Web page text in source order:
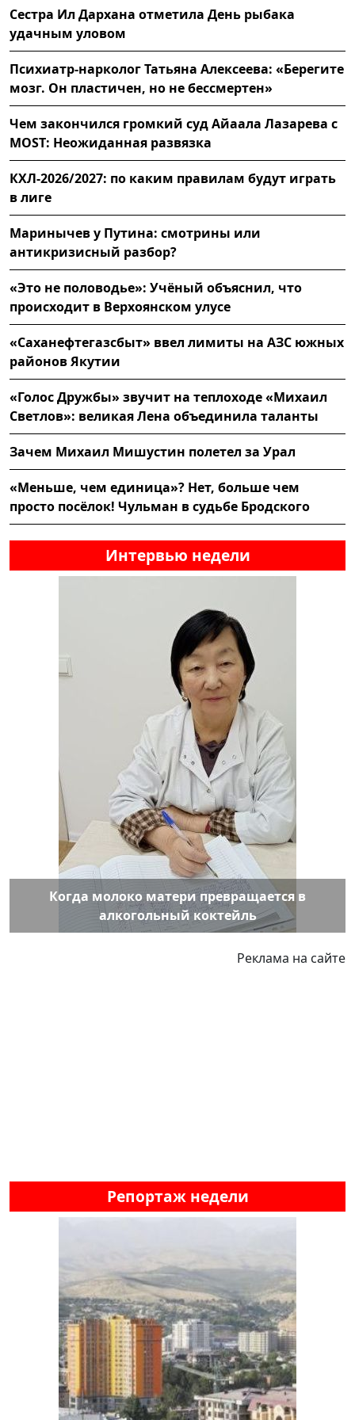
Сестра Ил Дархана отметила День рыбака
удачным уловом
Психиатр-нарколог Татьяна Алексеева: «Берегите
мозг. Он пластичен, но не бессмертен»
Чем закончился громкий суд Айаала Лазарева с
MOST: Неожиданная развязка
КХЛ-2026/2027: по каким правилам будут играть
в лиге
Маринычев у Путина: смотрины или
антикризисный разбор?
«Это не половодье»: Учёный объяснил, что
происходит в Верхоянском улусе
«Саханефтегазсбыт» ввел лимиты на АЗС южных
районов Якутии
«Голос Дружбы» звучит на теплоходе «Михаил
Светлов»: великая Лена объединила таланты
Зачем Михаил Мишустин полетел за Урал
«Меньше, чем единица»? Нет, больше чем
просто посёлок! Чульман в судьбе Бродского
Интервью недели
Когда молоко матери превращается в
алкогольный коктейль
Реклама на сайте
Репортаж недели